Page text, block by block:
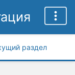
раздел